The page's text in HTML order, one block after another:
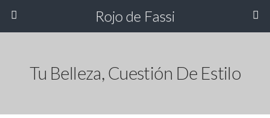
Rojo de Fassi
Tu Belleza, Cuestión De Estilo